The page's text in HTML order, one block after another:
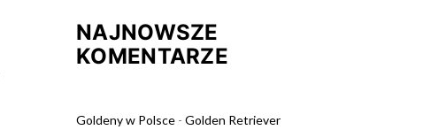
NAJNOWSZE
KOMENTARZE
Goldeny w Polsce - Golden Retriever